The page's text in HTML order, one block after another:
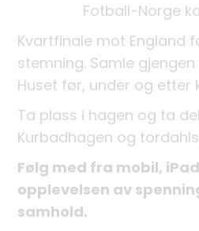
Fotball-Norge
Kvartfinale mot England
stemning. Samle
Huset før, under og etter
Ta plass i hagen og ta
Kurbadhagen og
Følg med fra mobil,
opplevelsen av
samhold.